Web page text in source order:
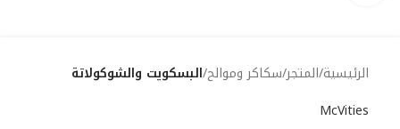
الرئيسية المتجر سكاكر وموالح البسكويت والشوكولاتة
McVities